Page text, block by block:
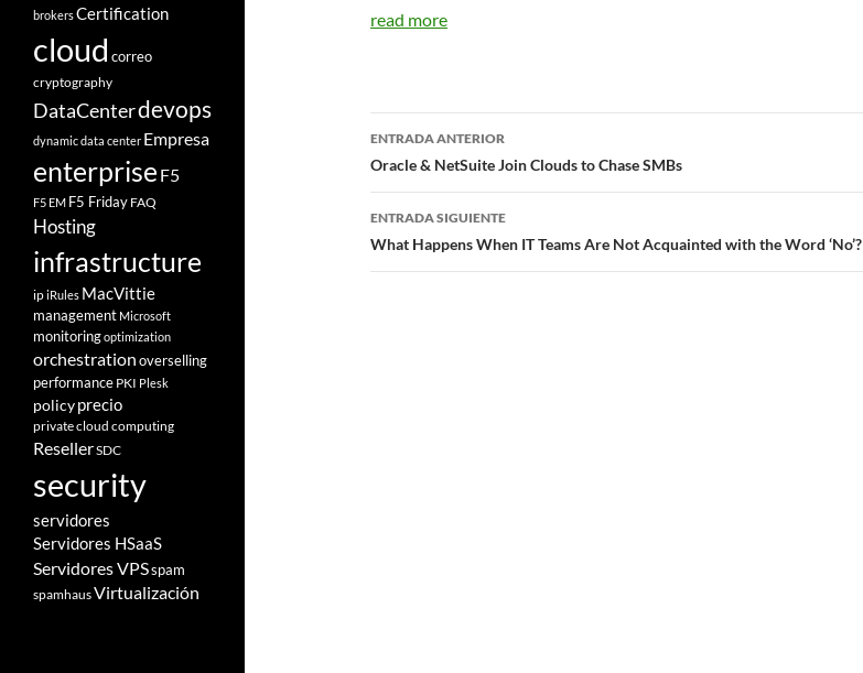
read more
Navegador
de
entradas
ENTRADA ANTERIOR
Oracle & NetSuite Join Clouds to Chase SMBs
ENTRADA SIGUIENTE
What Happens When IT Teams Are Not Acquainted with the Word ‘No’?
brokersCertification
cloud correo
cryptography
DataCenterdevops
dynamic data center Empresa
enterprise F5
F5 EM F5 Friday FAQ
Hosting
infrastructure
ipiRules MacVittie
management Microsoft
monitoringoptimization
orchestrationoverselling
performance PKI Plesk
policyprecio
private cloud computing
ResellerSDC
security
servidores
Servidores HSaaS
Servidores VPSspam
spamhausVirtualización